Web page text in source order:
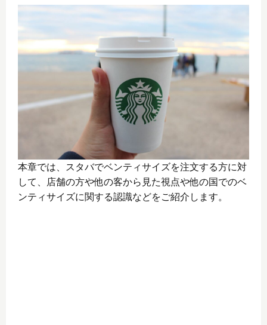
本章では、スタバでベンティサイズを注文する方に対
して、店舗の方や他の客から見た視点や他の国でのベ
ンティサイズに関する認識などをご紹介します。